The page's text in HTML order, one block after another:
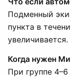
Подменный
пункта в
увеличивается.
Когда нужен
При группе